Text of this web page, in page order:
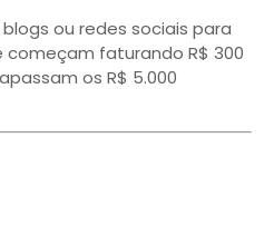
blogs ou redes sociais para
começam faturando R$ 300
os R$ 5.000